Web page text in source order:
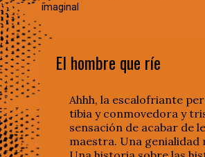
imaginal
El hombre que ríe
Ahhh, la escalofriante
tibia y conmovedora y
sensación de acabar de
maestra. Una genialidad